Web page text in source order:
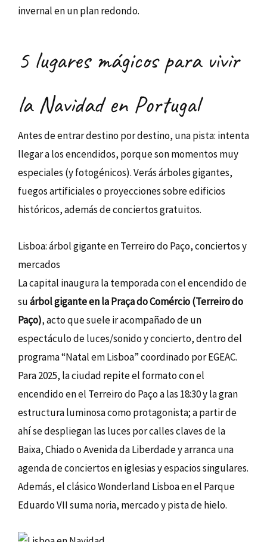
invernal en un plan redondo.
5 lugares mágicos para vivir
la Navidad en Portugal
Antes de entrar destino por destino, una pista: intenta
llegar a los encendidos, porque son momentos muy
especiales (y fotogénicos). Verás árboles gigantes,
fuegos artificiales o proyecciones sobre edificios
históricos, además de conciertos gratuitos.
Lisboa: árbol gigante en Terreiro do Paço, conciertos y
mercados
La capital inaugura la temporada con el encendido de
suárbol gigante en la Praça do Comércio (Terreiro do
Paço), acto que suele ir acompañado de un
espectáculo de luces/sonido y concierto, dentro del
programa “Natal em Lisboa” coordinado por EGEAC.
Para 2025, la ciudad repite el formato con el
encendido en el Terreiro do Paço a las 18:30 y la gran
estructura luminosa como protagonista; a partir de
ahí se despliegan las luces por calles claves de la
Baixa, Chiado o Avenida da Liberdade y arranca una
agenda de conciertos en iglesias y espacios singulares.
Además, el clásico Wonderland Lisboa en el Parque
Eduardo VII suma noria, mercado y pista de hielo.